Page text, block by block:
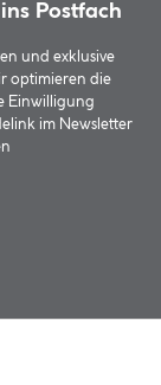
Postfach
und exklusive
optimieren die
Einwilligung
im Newsletter